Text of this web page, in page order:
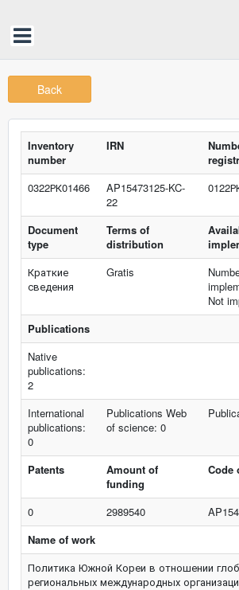
Back
Inventory
number
IRN
0322РК01466
AP15473125-KC-
22
Document
type
Terms of
distribution
Краткие
сведения
Gratis
Not
Publications
Native
publications:
2
International
publications:
0
Publications Web
of science: 0
Patents
Amount of
funding
Code
0 2989540
Name of work
Политика Южной Кореи в отношении
региональных международных